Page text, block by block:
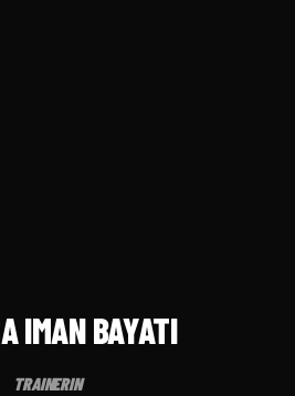
IMAN BAYATI
TRAINERIN